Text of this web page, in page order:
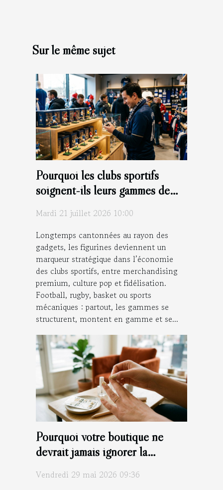
Sur le même sujet
Pourquoi les clubs sportifs
soignent-ils leurs gammes de
Mardi 21 juillet 2026 10:00
Longtemps cantonnées au rayon des
gadgets, les figurines deviennent un
marqueur stratégique dans l’économie
des clubs sportifs, entre merchandising
premium, culture pop et fidélisation.
Football, rugby, basket ou sports
mécaniques : partout, les gammes se
structurent, montent en gamme et se...
Pourquoi votre boutique ne
devrait jamais ignorer la
Vendredi 29 mai 2026 09:36